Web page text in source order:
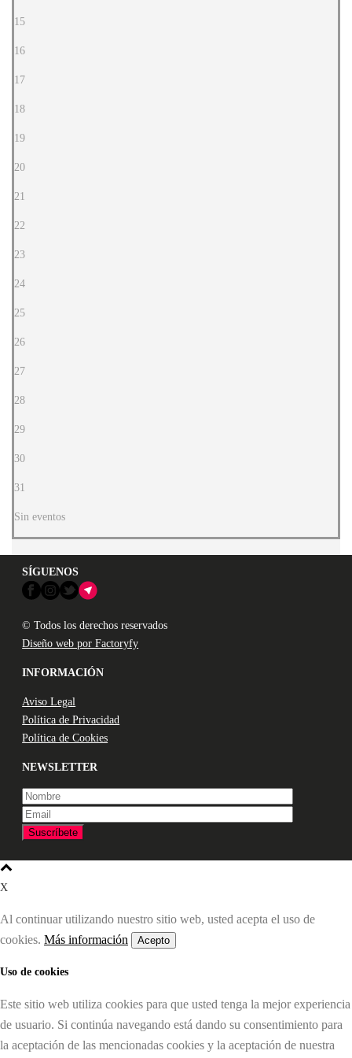
15
16
17
18
19
20
21
22
23
24
25
26
27
28
29
30
31
Sin eventos
SÍGUENOS
© Todos los derechos reservados
Diseño web por Factoryfy
INFORMACIÓN
Aviso Legal
Política de Privacidad
Política de Cookies
NEWSLETTER
X
Al continuar utilizando nuestro sitio web, usted acepta el uso de
cookies. Más información Acepto
Uso de cookies
Este sitio web utiliza cookies para que usted tenga la mejor experiencia
de usuario. Si continúa navegando está dando su consentimiento para
la aceptación de las mencionadas cookies y la aceptación de nuestra